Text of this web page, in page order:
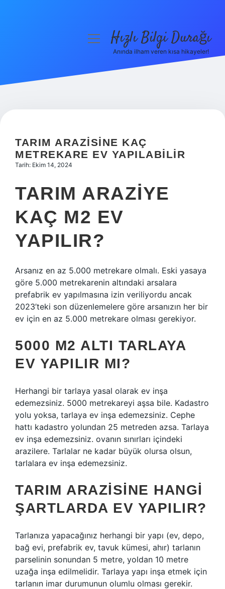
Hakkımızda
menüyüHızlı Bilgi Durağı
Anında ilham veren kısa hikayeler!
TARIM ARAZISINE KAÇ
METREKARE EV YAPILABILIR
Tarih: Ekim 14, 2024
TARIM ARAZIYE
KAÇ M2 EV
YAPILIR?
Arsanız en az 5.000 metrekare olmalı. Eski yasaya
göre 5.000 metrekarenin altındaki arsalara
prefabrik ev yapılmasına izin veriliyordu ancak
2023’teki son düzenlemelere göre arsanızın her bir
ev için en az 5.000 metrekare olması gerekiyor.
5000 M2 ALTI TARLAYA
EV YAPILIR MI?
Herhangi bir tarlaya yasal olarak ev inşa
edemezsiniz. 5000 metrekareyi aşsa bile. Kadastro
yolu yoksa, tarlaya ev inşa edemezsiniz. Cephe
hattı kadastro yolundan 25 metreden azsa. Tarlaya
ev inşa edemezsiniz. ovanın sınırları içindeki
arazilere. Tarlalar ne kadar büyük olursa olsun,
tarlalara ev inşa edemezsiniz.
TARIM ARAZISINE HANGI
ŞARTLARDA EV YAPILIR?
Tarlanıza yapacağınız herhangi bir yapı (ev, depo,
bağ evi, prefabrik ev, tavuk kümesi, ahır) tarlanın
parselinin sonundan 5 metre, yoldan 10 metre
uzağa inşa edilmelidir. Tarlaya yapı inşa etmek için
tarlanın imar durumunun olumlu olması gerekir.